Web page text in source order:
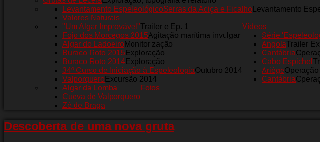
Serras da Adiça e Ficalho Levantamento
Levantamento Espeleológico
Valores Naturais
Vídeos
"Um Algar Improvável"Trailer e Ep. 1
Fojo dos Morcegos 2015Agitação marítima invulgar
Algar do LadoeiroMonitorização
Buraco Roto 2015 Exploração
Buraco Roto 2014Exploração
34º Curso de Iniciação à EspeleologiaOutubro 2014
ValporqueroExcursão 2014
Série
AngolaTrailer
Cantábria
Cabo Espichel
Ariège
Cantábria
Fotos
Algar da Lomba
Cueva de Valporquero
Zé de Braga
Descoberta de uma nova gruta